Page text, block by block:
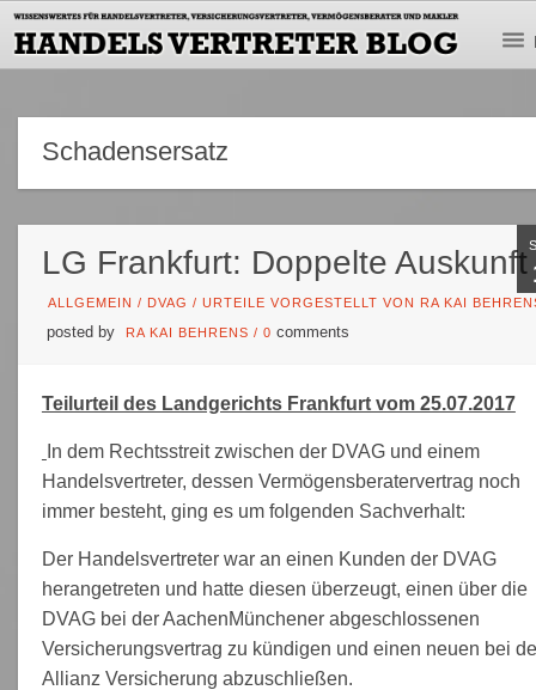
Schadensersatz
LG Frankfurt: Doppelte Auskunft
ALLGEMEIN / DVAG / URTEILE VORGESTELLT VON RA KAI
posted by RA KAI BEHRENS / 0 comments
Teilurteil des Landgerichts Frankfurt vom 25.07.2017
In dem Rechtsstreit zwischen der DVAG und einem
Handelsvertreter, dessen Vermögensberatervertrag noch
immer besteht, ging es um folgenden Sachverhalt:
Der Handelsvertreter war an einen Kunden der DVAG
herangetreten und hatte diesen überzeugt, einen über die
DVAG bei der AachenMünchener abgeschlossenen
Versicherungsvertrag zu kündigen und einen neuen bei
Allianz Versicherung abzuschließen.